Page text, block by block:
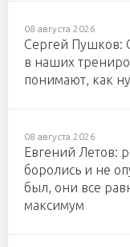
08 августа 2026
Сергей Пушков:
в наших
понимают, как
08 августа 2026
Евгений Летов:
боролись и не
был, они все
максимум